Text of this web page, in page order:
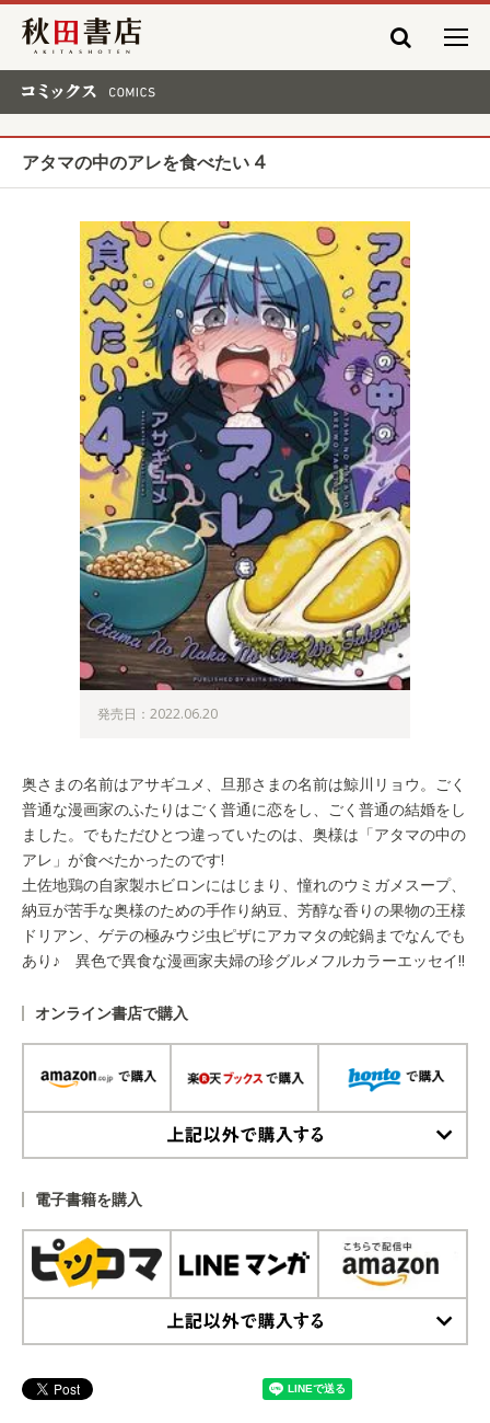
秋田書店
アタマの中のアレを食べたい 4
発売日：2022.06.20
奥さまの名前はアサギユメ、旦那さまの名前は鯨川リョウ。ごく
普通な漫画家のふたりはごく普通に恋をし、ごく普通の結婚をし
ました。でもただひとつ違っていたのは、奥様は「アタマの中の
アレ」が食べたかったのです!
土佐地鶏の自家製ホビロンにはじまり、憧れのウミガメスープ、
納豆が苦手な奥様のための手作り納豆、芳醇な香りの果物の王様
ドリアン、ゲテの極みウジ虫ピザにアカマタの蛇鍋までなんでも
あり♪ 異色で異食な漫画家夫婦の珍グルメフルカラーエッセイ!!
オンライン書店で購入
電子書籍を購入